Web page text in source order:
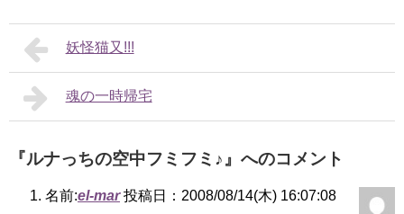
妖怪猫又!!!
魂の一時帰宅
『ルナっちの空中フミフミ♪』へのコメント
名前:el-mar 投稿日：2008/08/14(木) 16:07:08